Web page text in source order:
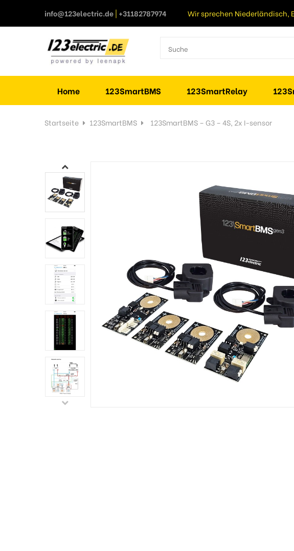
info@123electric.de| +31182787974 Wir sprechen Niederländisch,
Home 123SmartBMS 123SmartRelay
Startseite 123SmartBMS 123SmartBMS – G3 – 4S, 2x I-sensor